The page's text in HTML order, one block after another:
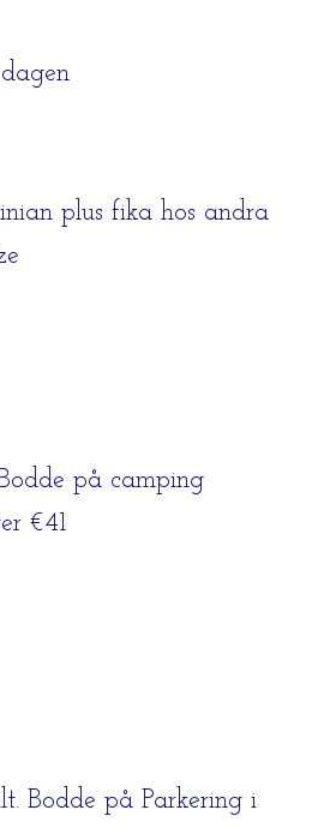
plus fika hos andra
på camping
€41
Bodde på Parkering i